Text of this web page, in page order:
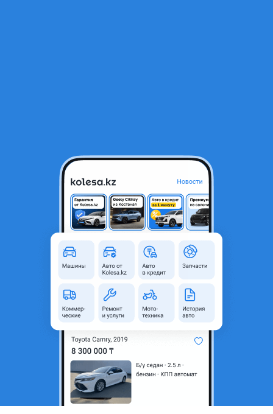
Контрактный из Японии задние фонари на Тойота Vitz
Астана, Акмолинская
область
Б/y
Оригинальность
Оригинал
Возможна рассрочка или
Да
Комментарий продавца